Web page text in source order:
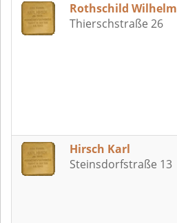
Rothschild Wilhelm
Thierschstraße 26
Hirsch Karl
Steinsdorfstraße 13